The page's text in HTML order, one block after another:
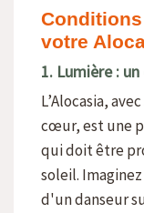
votre
1. Lumière :
L’Alocasia,
cœur, est une
qui doit être
soleil.
d'un danseur